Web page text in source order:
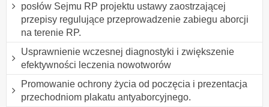
posłów Sejmu RP projektu ustawy zaostrzającej
przepisy regulujące przeprowadzenie zabiegu aborcji
na terenie RP.
Usprawnienie wczesnej diagnostyki i zwiększenie
efektywności leczenia nowotworów
Promowanie ochrony życia od poczęcia i prezentacja
przechodniom plakatu antyaborcyjnego.